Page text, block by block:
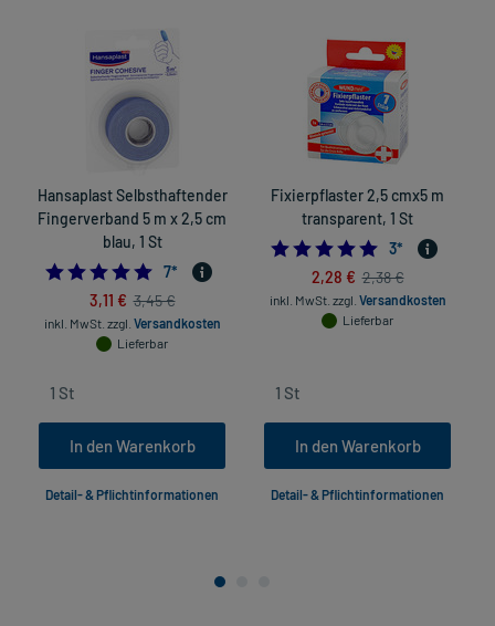
Hansaplast Selbsthaftender
Fingerverband 5 m x 2,5 cm
blau, 1 St
4.714285714285714
7*
3,11 € 3,45 €
inkl. MwSt. zzgl. Versandkosten
Lieferbar
In den Warenkorb
Detail- & Pflichtinformationen
Fixierpflaster 2,5 cmx5 m
transparent, 1 St
5.0
3*
2,28 € 2,38 €
inkl. MwSt. zzgl. Versandkosten
Lieferbar
In den Warenkorb
Detail- & Pflichtinformationen